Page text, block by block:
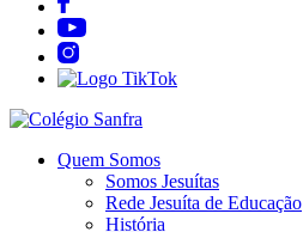
Quem Somos
Somos Jesuítas
Rede Jesuíta de Educação
História